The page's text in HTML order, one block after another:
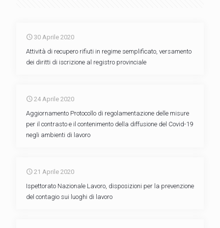
30 Aprile 2020
Attività di recupero rifiuti in regime semplificato, versamento
dei diritti di iscrizione al registro provinciale
24 Aprile 2020
Aggiornamento Protocollo di regolamentazione delle misure
per il contrasto e il contenimento della diffusione del Covid-19
negli ambienti di lavoro
21 Aprile 2020
Ispettorato Nazionale Lavoro, disposizioni per la prevenzione
del contagio sui luoghi di lavoro